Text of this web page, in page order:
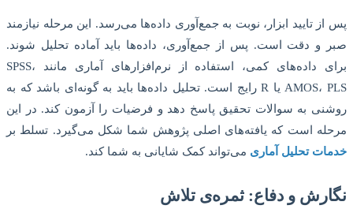
پس از تایید ابزار، نوبت به جمع‌آوری داده‌ها می‌رسد. این مرحله نیازمند
صبر و دقت است. پس از جمع‌آوری، داده‌ها باید آماده تحلیل شوند.
برای داده‌های کمی، استفاده از نرم‌افزارهای آماری مانند SPSS،
AMOS، PLS یا R رایج است. تحلیل داده‌ها باید به گونه‌ای باشد که به
روشنی به سوالات تحقیق پاسخ دهد و فرضیات را آزمون کند. در این
مرحله است که یافته‌های اصلی پژوهش شما شکل می‌گیرد. تسلط بر
خدمات تحلیل آماری می‌تواند کمک شایانی به شما کند.
نگارش و دفاع: ثمره‌ی تلاش